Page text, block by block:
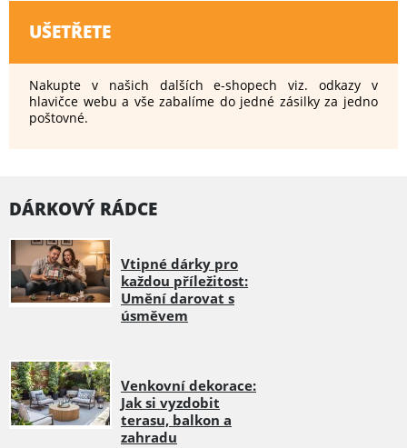
UŠETŘETE
Nakupte v našich dalších e-shopech viz. odkazy v
hlavičce webu a vše zabalíme do jedné zásilky za jedno
poštovné.
DÁRKOVÝ RÁDCE
Vtipné dárky pro
každou příležitost:
Umění darovat s
úsměvem
Venkovní dekorace:
Jak si vyzdobit
terasu, balkon a
zahradu